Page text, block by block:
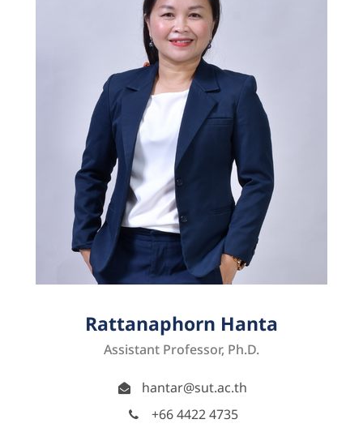
Rattanaphorn Hanta
Assistant Professor, Ph.D.
hantar@sut.ac.th
+66 4422 4735